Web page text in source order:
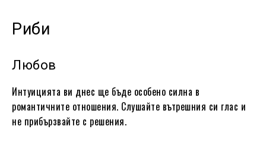
Риби
Любов
Интуицията ви днес ще бъде особено силна в
романтичните отношения. Слушайте вътрешния си глас и
не прибързвайте с решения.